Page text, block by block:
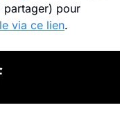
partager) pour
via ce lien.